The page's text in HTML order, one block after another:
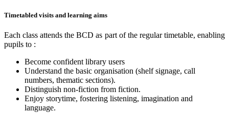
Timetabled visits and learning aims
Each class attends the BCD as part of the regular timetable, enabling
pupils to :
Become confident library users
Understand the basic organisation (shelf signage, call
numbers, thematic sections).
Distinguish non-fiction from fiction.
Enjoy storytime, fostering listening, imagination and
language.